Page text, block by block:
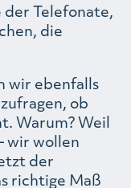
der Telefonate,
die
wir ebenfalls
ob
Warum? Weil
wir wollen
der
richtige Maß